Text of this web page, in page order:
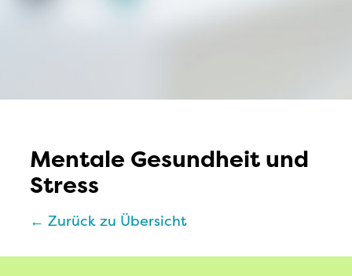
Mentale Gesundheit und
Stress
← Zurück zu Übersicht